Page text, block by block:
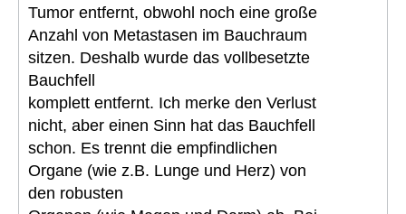
Tumor entfernt, obwohl noch eine große
Anzahl von Metastasen im Bauchraum
sitzen. Deshalb wurde das vollbesetzte
Bauchfell
komplett entfernt. Ich merke den Verlust
nicht, aber einen Sinn hat das Bauchfell
schon. Es trennt die empfindlichen
Organe (wie z.B. Lunge und Herz) von
den robusten